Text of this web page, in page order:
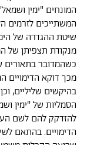
המונחים "ימין
המשתייכים לזרמים
שיטת ההגדרה של
מנקודת תצפיתן של
כשהמדובר בתאורים
מכך דוקא הדימויים
בהיקשים שליליים,
הסמליות של "ימין
להזדקק להם לשם
הדימויים. בהתאם